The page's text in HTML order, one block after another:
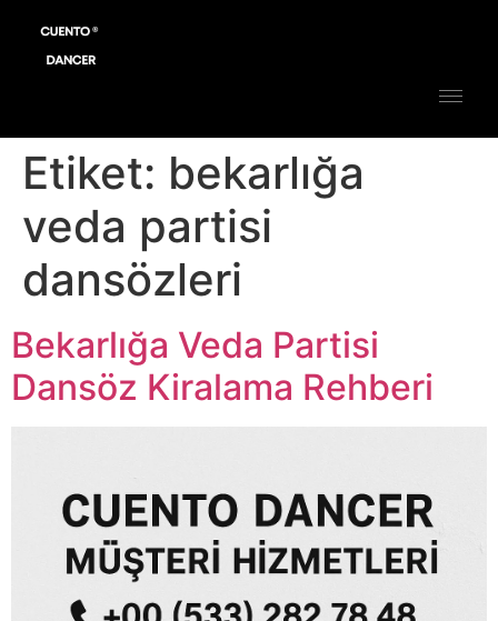
Etiket: bekarlığa
veda partisi
dansözleri
Bekarlığa Veda Partisi
Dansöz Kiralama Rehberi